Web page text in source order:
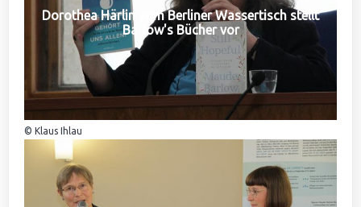
Dorothea Härlin vom Berliner Wassertisch stellt
Barlow's Bücher vor
© Klaus Ihlau